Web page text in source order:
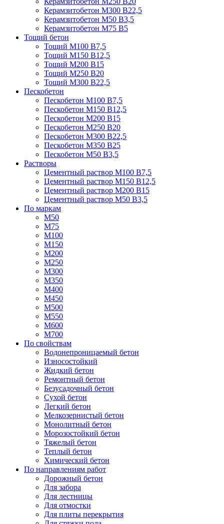
Керамзитобетон М300 В22,5
Керамзитобетон М50 В3,5
Керамзитобетон М75 В5
Тощий бетон
Тощий М100 В7,5
Тощий М150 В12,5
Тощий М200 В15
Тощий М250 В20
Тощий М300 В22,5
Пескобетон
Пескобетон М100 В7,5
Пескобетон М150 В12,5
Пескобетон М200 В15
Пескобетон М250 В20
Пескобетон М300 В22,5
Пескобетон М350 В25
Пескобетон М50 В3,5
Растворы
Цементный раствор М100 В7,5
Цементный раствор М150 В12,5
Цементный раствор М200 В15
Цементный раствор М50 В3,5
По маркам
М50
М75
М100
М150
М200
М250
М300
М350
М400
М450
М500
М550
М600
М700
По свойствам
Водонепроницаемый бетон
Износостойкий
Жидкий бетон
Ремонтный бетон
Безусадочный бетон
Сухой бетон
Легкий бетон
Мелкозернистый бетон
Монолитный бетон
Морозостойкий бетон
Тяжелый бетон
Теплый бетон
Химический бетон
По направлениям работ
Дорожный бетон
Для забора
Для лестницы
Для отмостки
Для плиты перекрытия